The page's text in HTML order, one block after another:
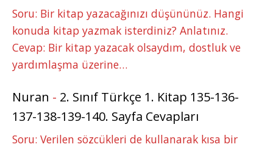
Soru: Bir kitap yazacağınızı düşününüz. Hangi
konuda kitap yazmak isterdiniz? Anlatınız.
Cevap: Bir kitap yazacak olsaydım, dostluk ve
yardımlaşma üzerine…
Nuran - 2. Sınıf Türkçe 1. Kitap 135-136-
137-138-139-140. Sayfa Cevapları
Soru: Verilen sözcükleri de kullanarak kısa bir